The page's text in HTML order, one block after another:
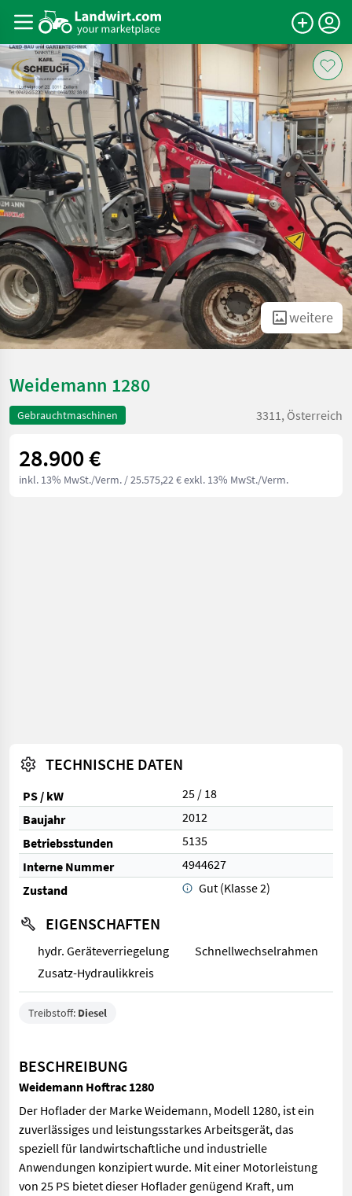
weitere
Weidemann 1280
Gebrauchtmaschinen 3311, Österreich
28.900 €
inkl. 13% MwSt./Verm. / 25.575,22 € exkl. 13% MwSt./Verm.
TECHNISCHE DATEN
PS / kW
25 / 18
Baujahr
2012
Betriebsstunden
5135
Interne Nummer
4944627
Zustand
Gut (Klasse 2)
EIGENSCHAFTEN
hydr. Geräteverriegelung
Schnellwechselrahmen
Zusatz-Hydraulikkreis
Treibstoff: Diesel
BESCHREIBUNG
Weidemann Hoftrac 1280
Der Hoflader der Marke Weidemann, Modell 1280, ist ein
zuverlässiges und leistungsstarkes Arbeitsgerät, das
speziell für landwirtschaftliche und industrielle
Anwendungen konzipiert wurde. Mit einer Motorleistung
von 25 PS bietet dieser Hoflader genügend Kraft, um